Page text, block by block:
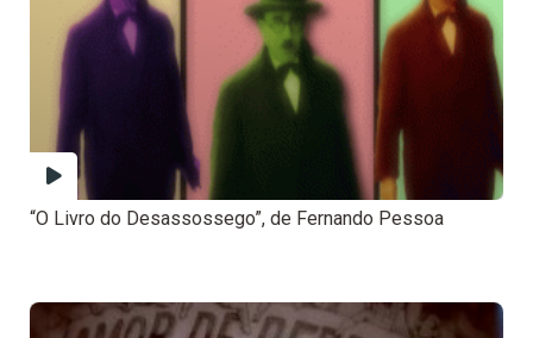
“O Livro do Desassossego”, de Fernando Pessoa